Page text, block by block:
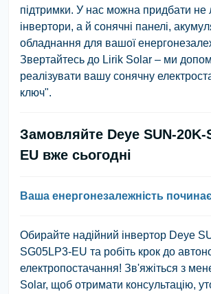
підтримки. У нас можна придбати
інвертори, а й сонячні панелі,
обладнання для вашої
Звертайтесь до Lirik Solar – ми
реалізувати вашу сонячну
ключ".
Замовляйте Deye SUN-20K-
EU вже сьогодні
Ваша енергонезалежність
Обирайте надійний інвертор Deye
SG05LP3-EU та робіть крок до
електропостачання! Зв'яжіться з
Solar, щоб отримати консультацію,